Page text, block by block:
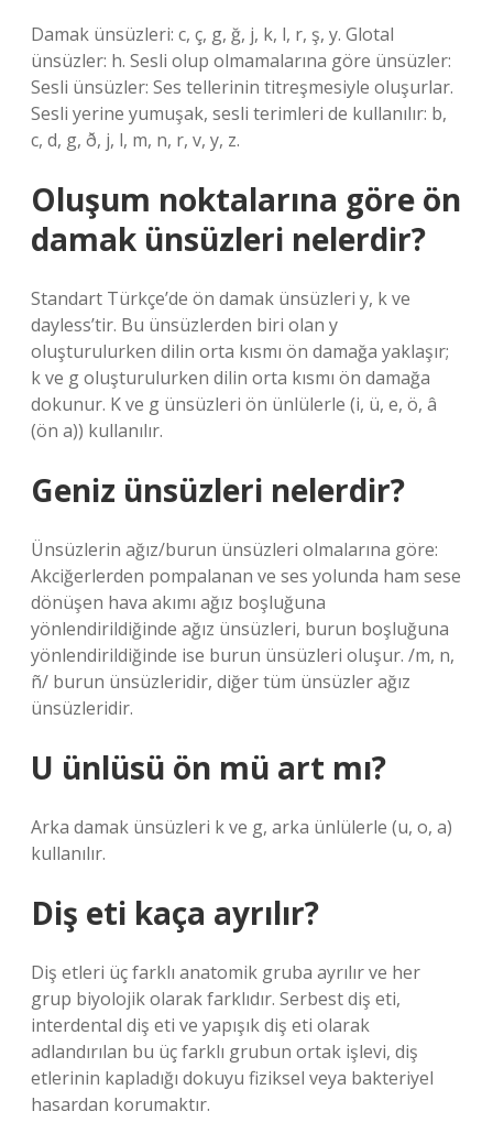
Damak ünsüzleri: c, ç, g, ğ, j, k, l, r, ş, y. Glotal
ünsüzler: h. Sesli olup olmamalarına göre ünsüzler:
Sesli ünsüzler: Ses tellerinin titreşmesiyle oluşurlar.
Sesli yerine yumuşak, sesli terimleri de kullanılır: b,
c, d, g, ð, j, l, m, n, r, v, y, z.
Oluşum noktalarına göre ön
damak ünsüzleri nelerdir?
Standart Türkçe’de ön damak ünsüzleri y, k ve
dayless’tir. Bu ünsüzlerden biri olan y
oluşturulurken dilin orta kısmı ön damağa yaklaşır;
k ve g oluşturulurken dilin orta kısmı ön damağa
dokunur. K ve g ünsüzleri ön ünlülerle (i, ü, e, ö, â
(ön a)) kullanılır.
Geniz ünsüzleri nelerdir?
Ünsüzlerin ağız/burun ünsüzleri olmalarına göre:
Akciğerlerden pompalanan ve ses yolunda ham sese
dönüşen hava akımı ağız boşluğuna
yönlendirildiğinde ağız ünsüzleri, burun boşluğuna
yönlendirildiğinde ise burun ünsüzleri oluşur. /m, n,
ñ/ burun ünsüzleridir, diğer tüm ünsüzler ağız
ünsüzleridir.
U ünlüsü ön mü art mı?
Arka damak ünsüzleri k ve g, arka ünlülerle (u, o, a)
kullanılır.
Diş eti kaça ayrılır?
Diş etleri üç farklı anatomik gruba ayrılır ve her
grup biyolojik olarak farklıdır. Serbest diş eti,
interdental diş eti ve yapışık diş eti olarak
adlandırılan bu üç farklı grubun ortak işlevi, diş
etlerinin kapladığı dokuyu fiziksel veya bakteriyel
hasardan korumaktır.